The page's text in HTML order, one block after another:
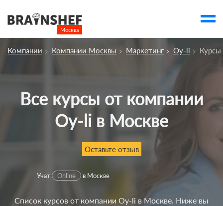
Москва
account_balance Выбор компании
О компании
Отзывы
Компании Компании Москвы Маркетинг Oy-li Курсы
Все курсы от компании
Oy-li в Москве
Оставьте отзыв
Учат Online в Москве
Список курсов от компании Oy-li в Москве. Ниже вы